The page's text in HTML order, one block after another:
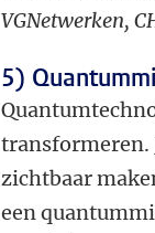
VGNetwerken,
5)
transformeren.
zichtbaar
een